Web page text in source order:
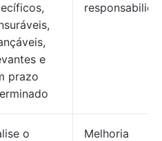
e
prazo
o
Melhoria